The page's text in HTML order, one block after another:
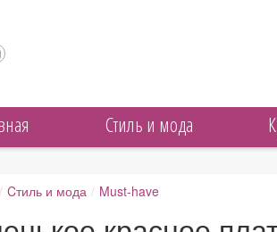
Cтиль и мода
/ Cтиль и мода / Must-have